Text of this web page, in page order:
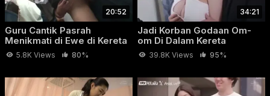
20:52
Guru Cantik Pasrah
Menikmati di Ewe di Kereta
5.8K Views 80%
34:21
Jadi Korban Godaan Om-
om Di Dalam Kereta
39.8K Views 95%